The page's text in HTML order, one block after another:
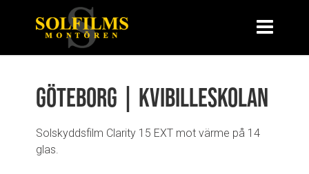
Göteborg | Kvibilleskolan
Solskyddsfilm Clarity 15 EXT mot värme på 14
glas.